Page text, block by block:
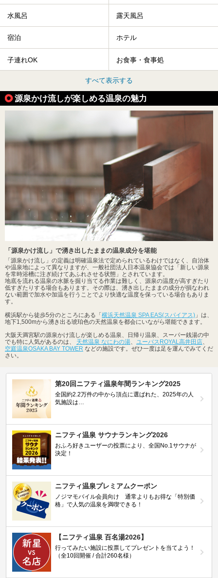
水風呂 露天風呂
宿泊 ホテル
子連れOK お食事・食事処
すべて表示する
源泉かけ流しが楽しめる温泉の魅力
「源泉かけ流し」で湧き出したままの温泉成分を堪能
「源泉かけ流し」の定義は明確温泉法で定められているわけではなく、自治体
や温泉地によって異なりますが、一般社団法人日本温泉協会では「新しい源泉
を常時浴槽に注ぎ続けてあふれさせる状態」とされています。
地底を流れる温泉の水脈を掘り当てる作業は難しく、源泉の温度が高すぎたり
低すぎたりする場合もあります。その際は、湧き出したままの成分が損なわれ
ない範囲で加水や加温を行うことでより快適な温度を保っている場合もありま
す。
横浜駅から徒歩5分のところにある「横浜天然温泉 SPA EAS(スパイアス) 」は、
地下1,500mから湧き出る琥珀色の天然温泉を都会にいながら堪能できます。
大阪天満宮駅の源泉かけ流しが楽しめる温泉、日帰り温泉、スーパー銭湯の中
でも特に人気があるのは、 天然温泉 なにわの湯、 ユーバスROYAL高井田店、
空庭温泉OSAKA BAY TOWER などの施設です。ぜひ一度は足を運んでみてくだ
さい。
第20回ニフティ温泉年間ランキング2025
全国約2.2万件の中から頂点に選ばれた、2025年の人
気施設は…
ニフティ温泉 サウナランキング2026
おふろ好きユーザーの投票により、全国No.1サウナが
決定！
ニフティ温泉プレミアムクーポン
ノジマモバイル会員向け 通常よりもお得な「特別価
格」で人気の温泉を満喫できる！
【ニフティ温泉 百名湯2026】
行ってみたい施設に投票してプレゼントを当てよう！
（全10回開催 / 合計260名様）